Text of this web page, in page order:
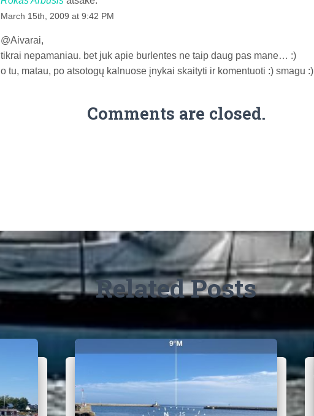
March 15th, 2009 at 9:42 PM
@Aivarai,
tikrai nepamaniau. bet juk apie burlentes ne taip daug pas mane… :)
o tu, matau, po atsotogų kalnuose įnykai skaityti ir komentuoti :) smagu :)
Comments are closed.
Related Posts